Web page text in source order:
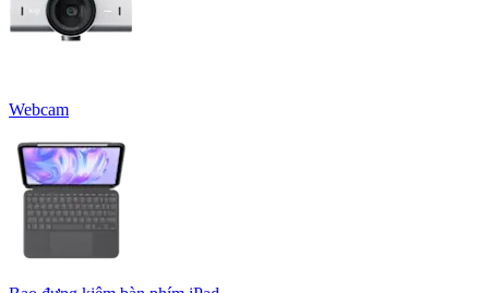
Webcam